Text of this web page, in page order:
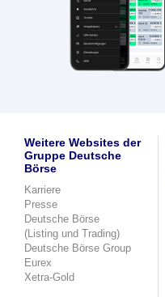
Weitere Websites der
Gruppe Deutsche
Börse
Karriere
Presse
Deutsche Börse
(Listing und Trading)
Deutsche Börse Group
Eurex
Xetra-Gold